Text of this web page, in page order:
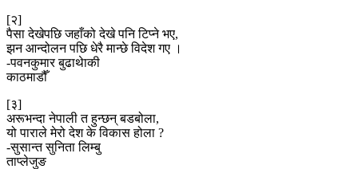
[२]
पैसा देखेपछि जहाँको देखे पनि टिप्ने भए,
झन आन्दोलन पछि धेरै मान्छे विदेश गए ।
-पवनकुमार बुढाथेाकी
काठमाडौँ
[३]
अरूभन्दा नेपाली त हुन्छन् बडबोला,
यो पाराले मेरो देश के विकास होला ?
-सुसान्त सुनिता लिम्बु
ताप्लेजुङ